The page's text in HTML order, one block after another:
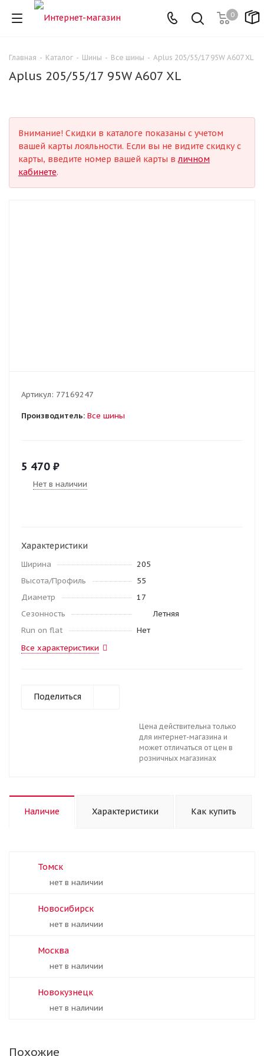
0
Главная - Каталог - Шины - Все шины - Aplus 205/55/17 95W A607 XL
Aplus 205/55/17 95W A607 XL
Внимание! Скидки в каталоге показаны с учетом
вашей карты лояльности. Если вы не видите скидку с
карты, введите номер вашей карты вличном
кабинете.
Артикул: 77169247
Производитель: Все шины
5 470 ₽
Нет в наличии
Характеристики
Ширина
205
Высота/Профиль
55
Диаметр
17
Сезонность
Летняя
Run on flat
Нет
Все характеристики
Поделиться
Цена действительна только
для интернет-магазина и
может отличаться от цен в
розничных магазинах
Наличие Характеристики Как купить
Томск
Нет в наличии
Новосибирск
Нет в наличии
Москва
Нет в наличии
Новокузнецк
Нет в наличии
Похожие